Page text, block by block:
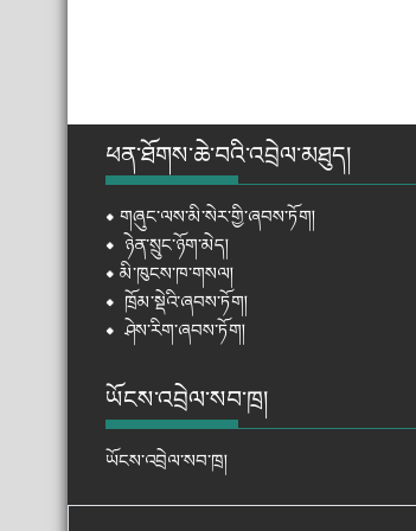
ཕན་ཐོགས་ཆེ་བའི་འབྲེལ་མཐུད།
⦁ གཞུང་ལས་མི་སེར་གྱི་ཞབས་ཏོག།
⦁ ཉེན་སྲུང་ཉོག་མེད།
⦁ མི་ཁུངས་ཁ་གསལ།
⦁ ཁྲོམ་སྡེའི་ཞབས་ཏོག།
⦁ ཤེས་རིག་ཞབས་ཏོག།
ཡོངས་འབྲེལ་སབ་ཁྲ།
ཡོངས་འབྲེལ་སབ་ཁྲ།